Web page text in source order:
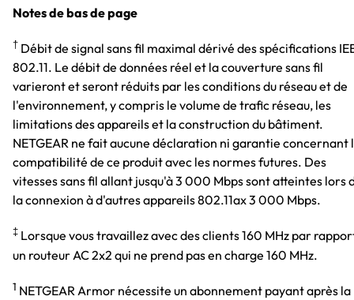
Notes de bas de page
† Débit de signal sans fil maximal dérivé des spécifications
802.11. Le débit de données réel et la couverture sans fil
varieront et seront réduits par les conditions du réseau et de
l'environnement, y compris le volume de trafic réseau, les
limitations des appareils et la construction du bâtiment.
NETGEAR ne fait aucune déclaration ni garantie concernant
compatibilité de ce produit avec les normes futures. Des
vitesses sans fil allant jusqu'à 3 000 Mbps sont atteintes lors
la connexion à d'autres appareils 802.11ax 3 000 Mbps.
‡ Lorsque vous travaillez avec des clients 160 MHz par
un routeur AC 2x2 qui ne prend pas en charge 160 MHz.
1 NETGEAR Armor nécessite un abonnement payant après la